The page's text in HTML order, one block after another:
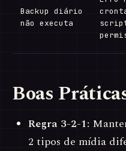
Backup diário
não executa
Boas
Regra 3-2-1:
2 tipos de mídia